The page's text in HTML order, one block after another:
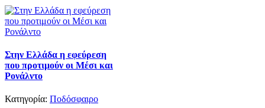
Στην Ελλάδα η εφεύρεση
που προτιμούν οι Μέσι και
Ρονάλντο
Κατηγορία: Ποδόσφαιρο